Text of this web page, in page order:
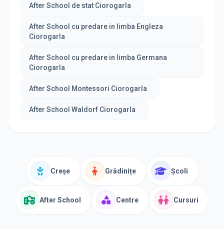
After School de stat Ciorogarla
After School cu predare in limba Engleza
Ciorogarla
After School cu predare in limba Germana
Ciorogarla
After School Montessori Ciorogarla
After School Waldorf Ciorogarla
Creșe Grădinițe Școli
After School Centre Cursuri